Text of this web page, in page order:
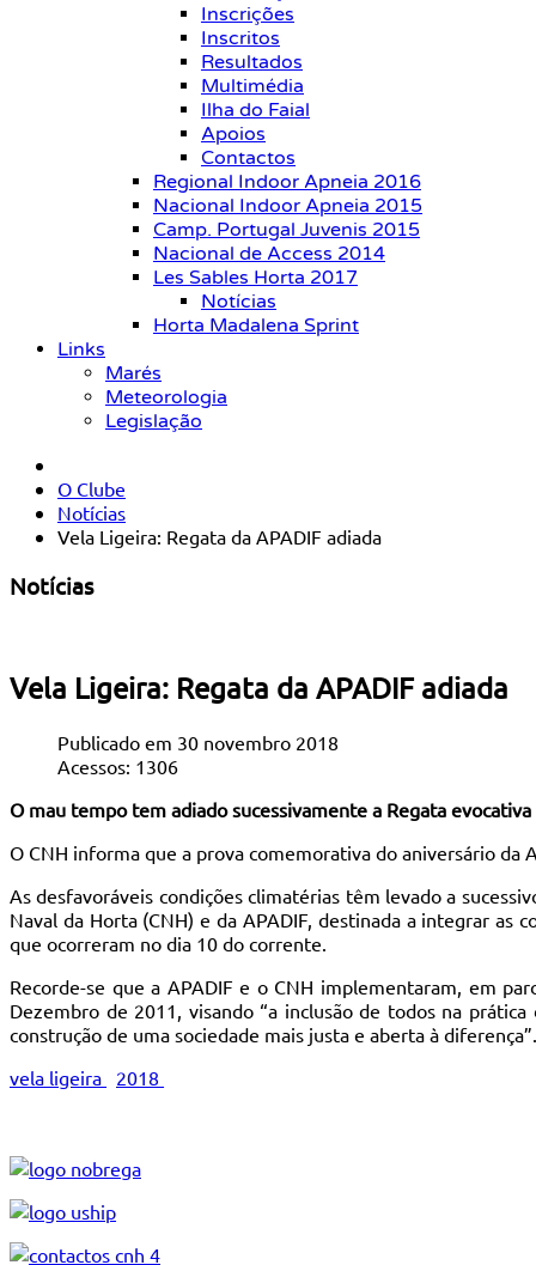
Inscrições
Inscritos
Resultados
Multimédia
Ilha do Faial
Apoios
Contactos
Regional Indoor Apneia 2016
Nacional Indoor Apneia 2015
Camp. Portugal Juvenis 2015
Nacional de Access 2014
Les Sables Horta 2017
Notícias
Horta Madalena Sprint
Links
Marés
Meteorologia
Legislação
O Clube
Notícias
Vela Ligeira: Regata da APADIF adiada
Notícias
Vela Ligeira: Regata da APADIF adiada
Publicado em 30 novembro 2018
Acessos: 1306
O mau tempo tem adiado sucessivamente a Regata evocativa
O CNH informa que a prova comemorativa do aniversário da
As desfavoráveis condições climatérias têm levado a
Naval da Horta (CNH) e da APADIF, destinada a integrar as
que ocorreram no dia 10 do corrente.
Recorde-se que a APADIF e o CNH implementaram, em
Dezembro de 2011, visando “a inclusão de todos na
construção de uma sociedade mais justa e aberta à diferença”.
vela ligeira
2018